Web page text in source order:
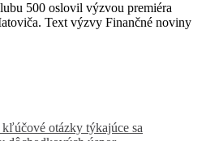
500 oslovil výzvou premiéra
Text výzvy Finančné noviny